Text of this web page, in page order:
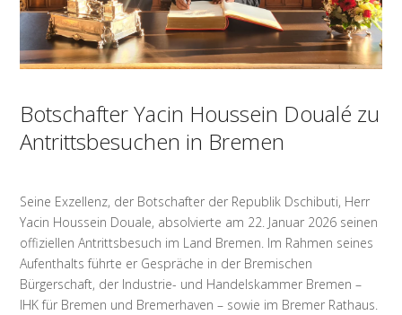
Botschafter Yacin Houssein Doualé zu
Antrittsbesuchen in Bremen
Seine Exzellenz, der Botschafter der Republik Dschibuti, Herr
Yacin Houssein Douale, absolvierte am 22. Januar 2026 seinen
offiziellen Antrittsbesuch im Land Bremen. Im Rahmen seines
Aufenthalts führte er Gespräche in der Bremischen
Bürgerschaft, der Industrie- und Handelskammer Bremen –
IHK für Bremen und Bremerhaven – sowie im Bremer Rathaus.